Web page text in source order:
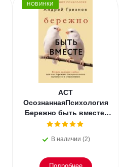
НОВИНКИ
АСТ
ОсознаннаяПсихология
Бережно быть вместе.
Второе дыхание любви,
эмоциональное
В наличии (2)